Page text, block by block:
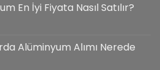
En İyi Fiyata Nasıl Satılır?
Alüminyum Alımı Nerede